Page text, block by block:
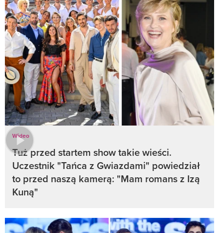
Wideo
Tuż przed startem show takie wieści.
Uczestnik "Tańca z Gwiazdami" powiedział
to przed naszą kamerą: "Mam romans z Izą
Kuną"